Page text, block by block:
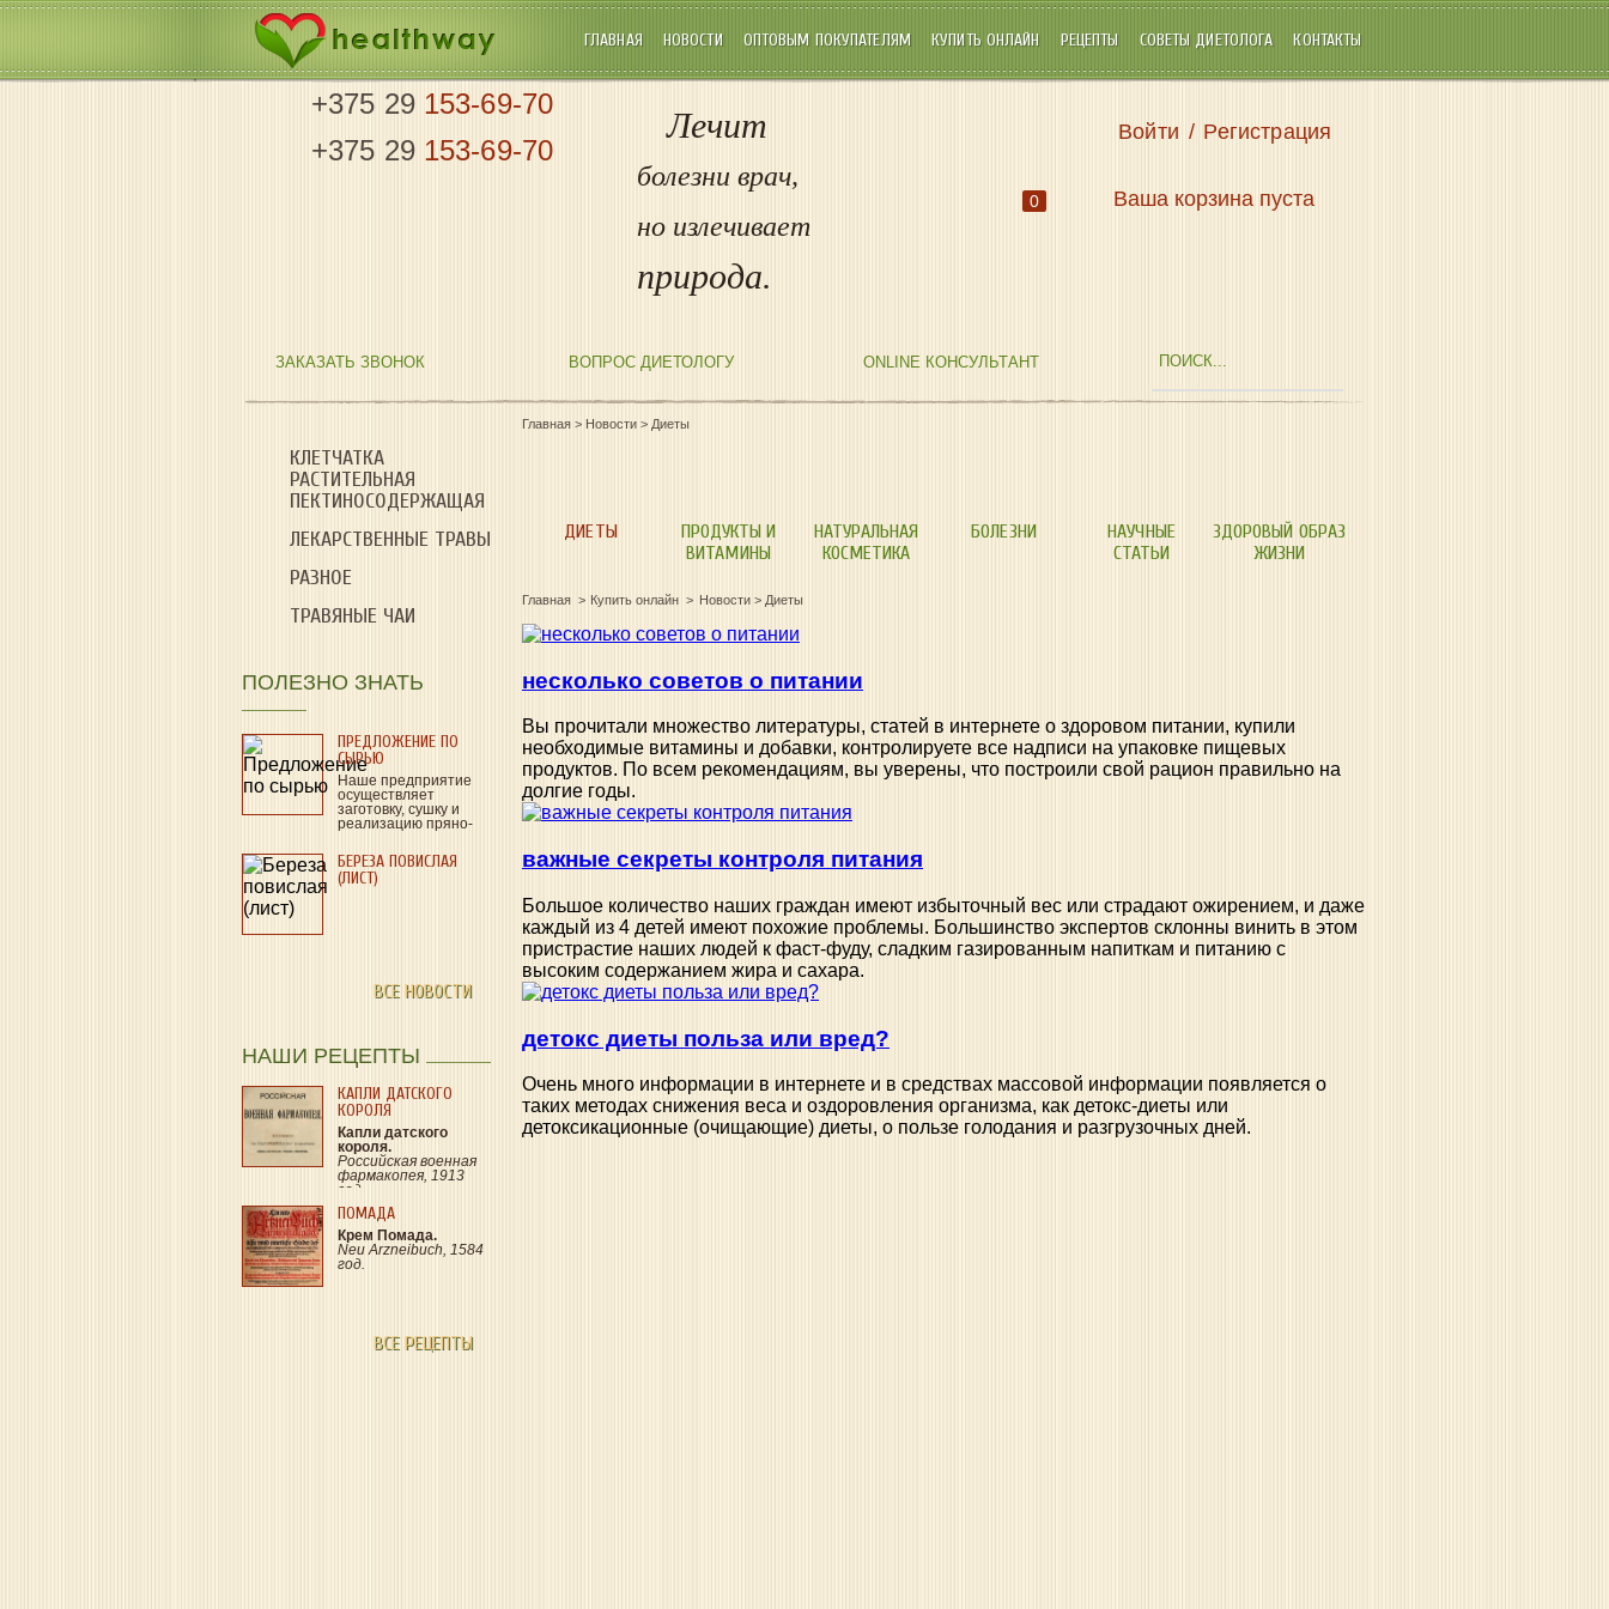
ГЛАВНАЯ НОВОСТИ ОПТОВЫМ ПОКУПАТЕЛЯМ КУПИТЬ ОНЛАЙН РЕЦЕПТЫ СОВЕТЫ ДИЕТОЛОГА КОНТАКТЫ
+375 29 153-69-70
+375 29 153-69-70
Лечит
болезни врач,
но излечивает
природа.
Войти / Регистрация
0 Ваша корзина пуста
ЗАКАЗАТЬ ЗВОНОК ВОПРОС ДИЕТОЛОГУ ONLINE КОНСУЛЬТАНТ
КЛЕТЧАТКА
РАСТИТЕЛЬНАЯ
ПЕКТИНОСОДЕРЖАЩАЯ
ЛЕКАРСТВЕННЫЕ ТРАВЫ
РАЗНОЕ
ТРАВЯНЫЕ ЧАИ
ПОЛЕЗНО ЗНАТЬ
ПРЕДЛОЖЕНИЕ ПО
СЫРЬЮ
Наше предприятие
осуществляет
заготовку, сушку и
реализацию пряно-
лекарственного…
БЕРЕЗА ПОВИСЛАЯ
(ЛИСТ)
ВСЕ НОВОСТИ
НАШИ РЕЦЕПТЫ
КАПЛИ ДАТСКОГО
КОРОЛЯ
Капли датского
короля.
Российская военная
фармакопея, 1913
год.
ПОМАДА
Крем Помада.
Neu Arzneibuch, 1584
год.
ВСЕ РЕЦЕПТЫ
Главная> Новости> Диеты
ДИЕТЫ
ПРОДУКТЫ И
ВИТАМИНЫ
НАТУРАЛЬНАЯ
КОСМЕТИКА
БОЛЕЗНИ
НАУЧНЫЕ
СТАТЬИ
ЗДОРОВЫЙ ОБРАЗ
ЖИЗНИ
Главная Купить онлайн Новости > Диеты
несколько советов о питании
Вы прочитали множество литературы, статей в интернете о здоровом питании, купили
необходимые витамины и добавки, контролируете все надписи на упаковке пищевых
продуктов. По всем рекомендациям, вы уверены, что построили свой рацион правильно на
долгие годы.
важные секреты контроля питания
Большое количество наших граждан имеют избыточный вес или страдают ожирением, и даже
каждый из 4 детей имеют похожие проблемы. Большинство экспертов склонны винить в этом
пристрастие наших людей к фаст-фуду, сладким газированным напиткам и питанию с
высоким содержанием жира и сахара.
детокс диеты польза или вред?
Очень много информации в интернете и в средствах массовой информации появляется о
таких методах снижения веса и оздоровления организма, как детокс-диеты или
детоксикационные (очищающие) диеты, о пользе голодания и разгрузочных дней.